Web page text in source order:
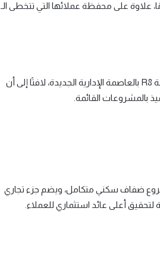
استنادًا لمركزها المالي وخبرة مجلس إدارتها التي تجاوزت الـ 20 عامًا، علاوة على محفظة عملائها التي تتخطى الـ
وأضاف أن الشركة تتوج نجاحات عام 2025 بإطلاق مشروع ضفاف بمنطقة R8 بالعاصمة الإدارية الجديدة، لافتًا إلى أن
بالمشروعات القائمة.
ضفاف سكني متكامل، ويضم جزء تجاري
لتحقيق أعلى عائد استثماري للعملاء.